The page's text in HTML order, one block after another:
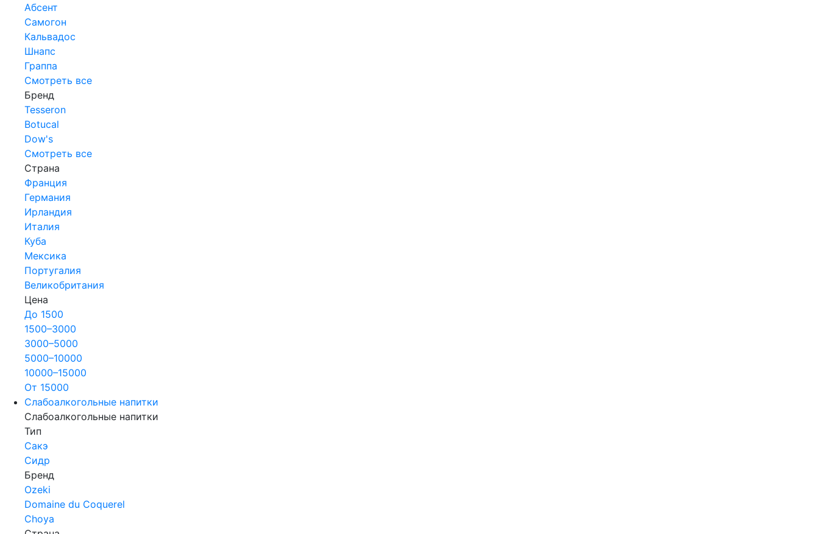
Абсент
Самогон
Кальвадос
Шнапс
Граппа
Смотреть все
Бренд
Tesseron
Botucal
Dow's
Смотреть все
Страна
Франция
Германия
Ирландия
Италия
Куба
Мексика
Португалия
Великобритания
Цена
До 1500
1500–3000
3000–5000
5000–10000
10000–15000
От 15000
Слабоалкогольные напитки
Слабоалкогольные напитки
Тип
Сакэ
Сидр
Бренд
Ozeki
Domaine du Coquerel
Choya